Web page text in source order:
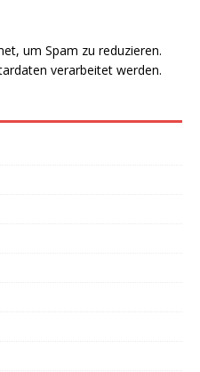
um Spam zu reduzieren.
verarbeitet werden.